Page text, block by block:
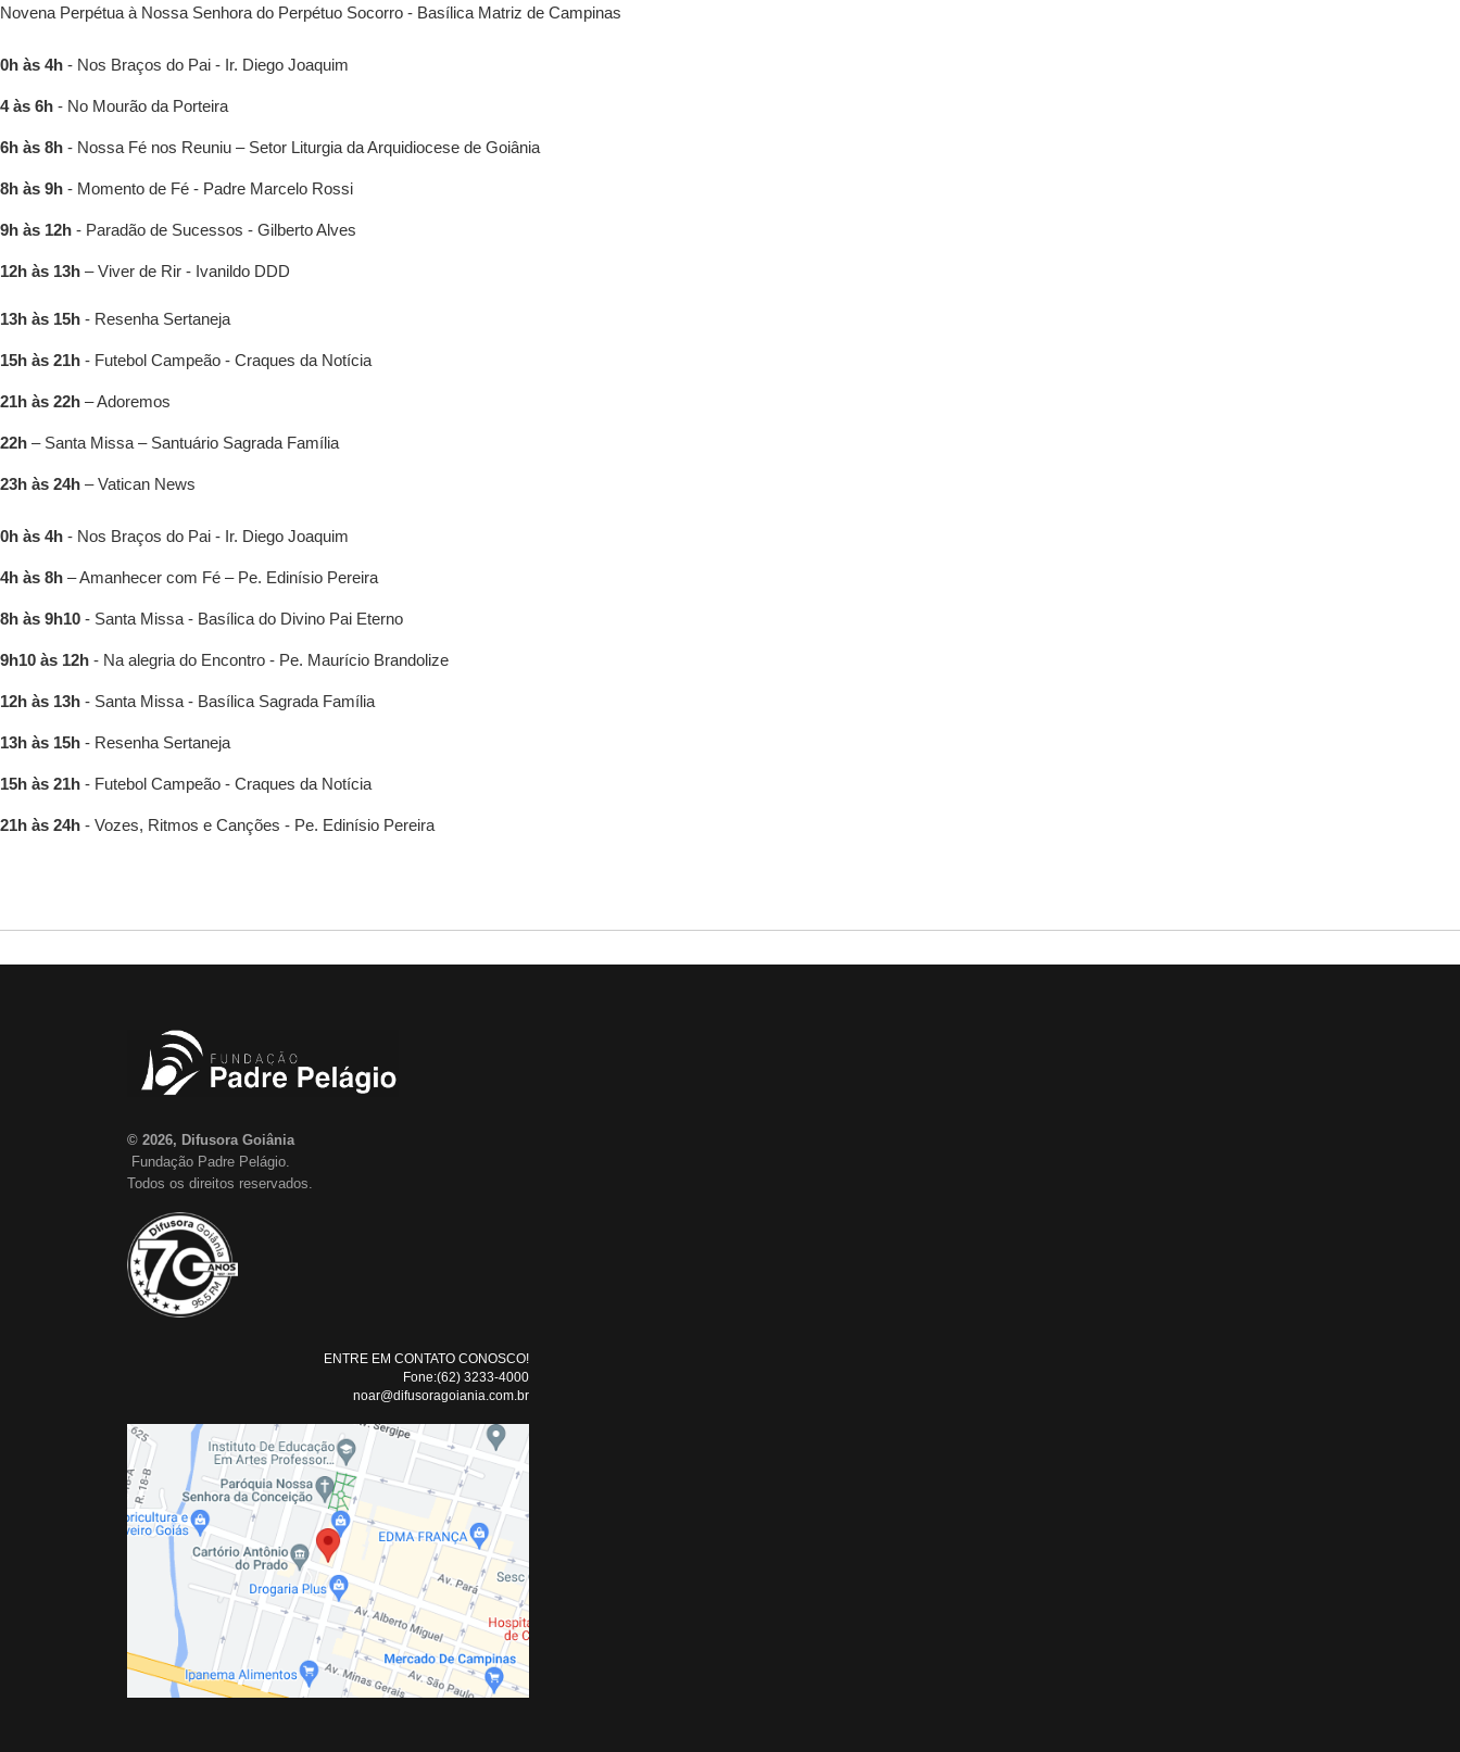
Novena Perpétua à Nossa Senhora do Perpétuo Socorro - Basílica Matriz de Campinas
0h às 4h - Nos Braços do Pai - Ir. Diego Joaquim
4 às 6h - No Mourão da Porteira
6h às 8h - Nossa Fé nos Reuniu – Setor Liturgia da Arquidiocese de Goiânia
8h às 9h - Momento de Fé - Padre Marcelo Rossi
9h às 12h - Paradão de Sucessos - Gilberto Alves
12h às 13h – Viver de Rir - Ivanildo DDD
13h às 15h - Resenha Sertaneja
15h às 21h - Futebol Campeão - Craques da Notícia
21h às 22h – Adoremos
22h – Santa Missa – Santuário Sagrada Família
23h às 24h – Vatican News
0h às 4h - Nos Braços do Pai - Ir. Diego Joaquim
4h às 8h – Amanhecer com Fé – Pe. Edinísio Pereira
8h às 9h10 - Santa Missa - Basílica do Divino Pai Eterno
9h10 às 12h - Na alegria do Encontro - Pe. Maurício Brandolize
12h às 13h - Santa Missa - Basílica Sagrada Família
13h às 15h - Resenha Sertaneja
15h às 21h - Futebol Campeão - Craques da Notícia
21h às 24h - Vozes, Ritmos e Canções - Pe. Edinísio Pereira
© 2026, Difusora Goiânia
Fundação Padre Pelágio.
Todos os direitos reservados.
ENTRE EM CONTATO CONOSCO!
Fone:(62) 3233-4000
noar@difusoragoiania.com.br